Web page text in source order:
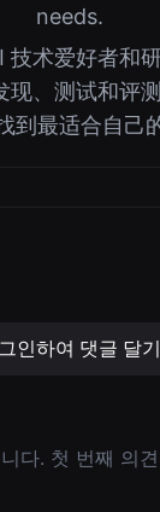
needs.
技术爱好者和
现、测试和评
到最适合自己
인하여 댓글 달기
다. 첫 번째 의